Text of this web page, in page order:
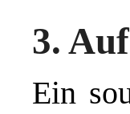
3.
Ein